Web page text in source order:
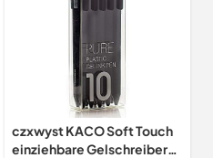
czxwyst KACO Soft Touch
einziehbare Gelschreiber